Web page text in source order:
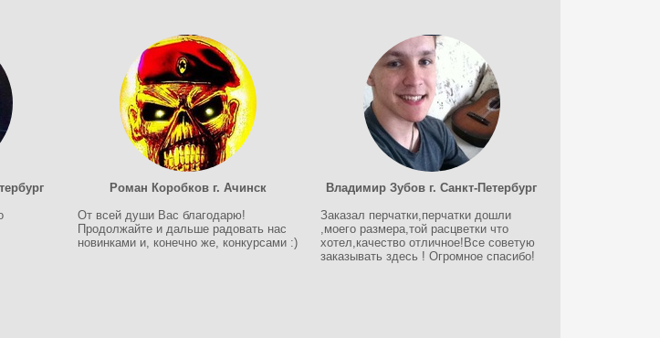
Роман Коробков г. Ачинск
От всей души Вас благодарю!
Продолжайте и дальше радовать нас
новинками и, конечно же, конкурсами :)
Владимир Зубов г. Санкт-Петербург
Заказал перчатки,перчатки дошли
,моего размера,той расцветки что
хотел,качество отличное!Все советую
заказывать здесь ! Огромное спасибо!